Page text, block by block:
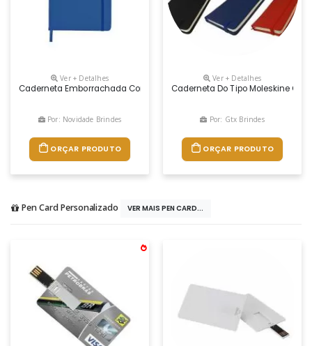
Ver + Detalhes
Caderneta Emborrachada Com Porta Caneta Elástico Em Nylon,
Por: Novidade Brindes
ORÇAR PRODUTO
Ver + Detalhes
Caderneta Do Tipo Moleskine
Por: Gtx Brindes
ORÇAR PRODUTO
Pen Card Personalizado VER MAIS PEN CARD...